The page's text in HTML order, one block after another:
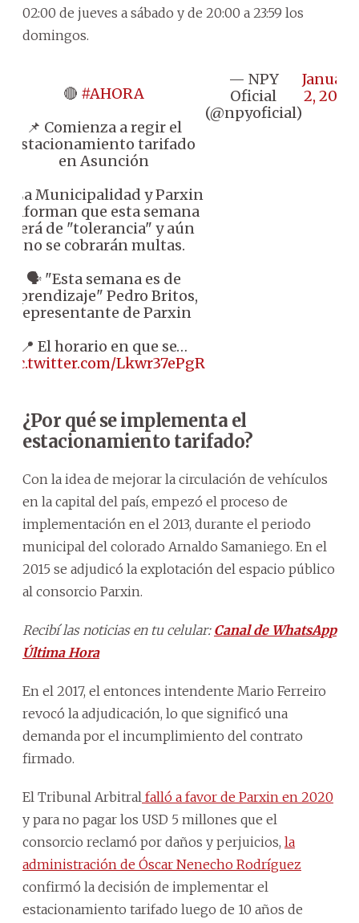
02:00 de jueves a sábado y de 20:00 a 23:59 los
domingos.
🔴 #AHORA
📌 Comienza a regir el
estacionamiento tarifado
en Asunción
♦️ La Municipalidad y Parxin
informan que esta semana
será de "tolerancia" y aún
no se cobrarán multas.
🗣️ "Esta semana es de
aprendizaje" Pedro Britos,
representante de Parxin
📍 El horario en que se…
pic.twitter.com/Lkwr37ePgR
— NPY
Oficial
(@npyoficial)
January
2, 2024
¿Por qué se implementa el
estacionamiento tarifado?
Con la idea de mejorar la circulación de vehículos
en la capital del país, empezó el proceso de
implementación en el 2013, durante el periodo
municipal del colorado Arnaldo Samaniego. En el
2015 se adjudicó la explotación del espacio público
al consorcio Parxin.
Recibí las noticias en tu celular: Canal de WhatsApp
Última Hora
En el 2017, el entonces intendente Mario Ferreiro
revocó la adjudicación, lo que significó una
demanda por el incumplimiento del contrato
firmado.
El Tribunal Arbitral falló a favor de Parxin en 2020
y para no pagar los USD 5 millones que el
consorcio reclamó por daños y perjuicios, la
administración de Óscar Nenecho Rodríguez
confirmó la decisión de implementar el
estacionamiento tarifado luego de 10 años de